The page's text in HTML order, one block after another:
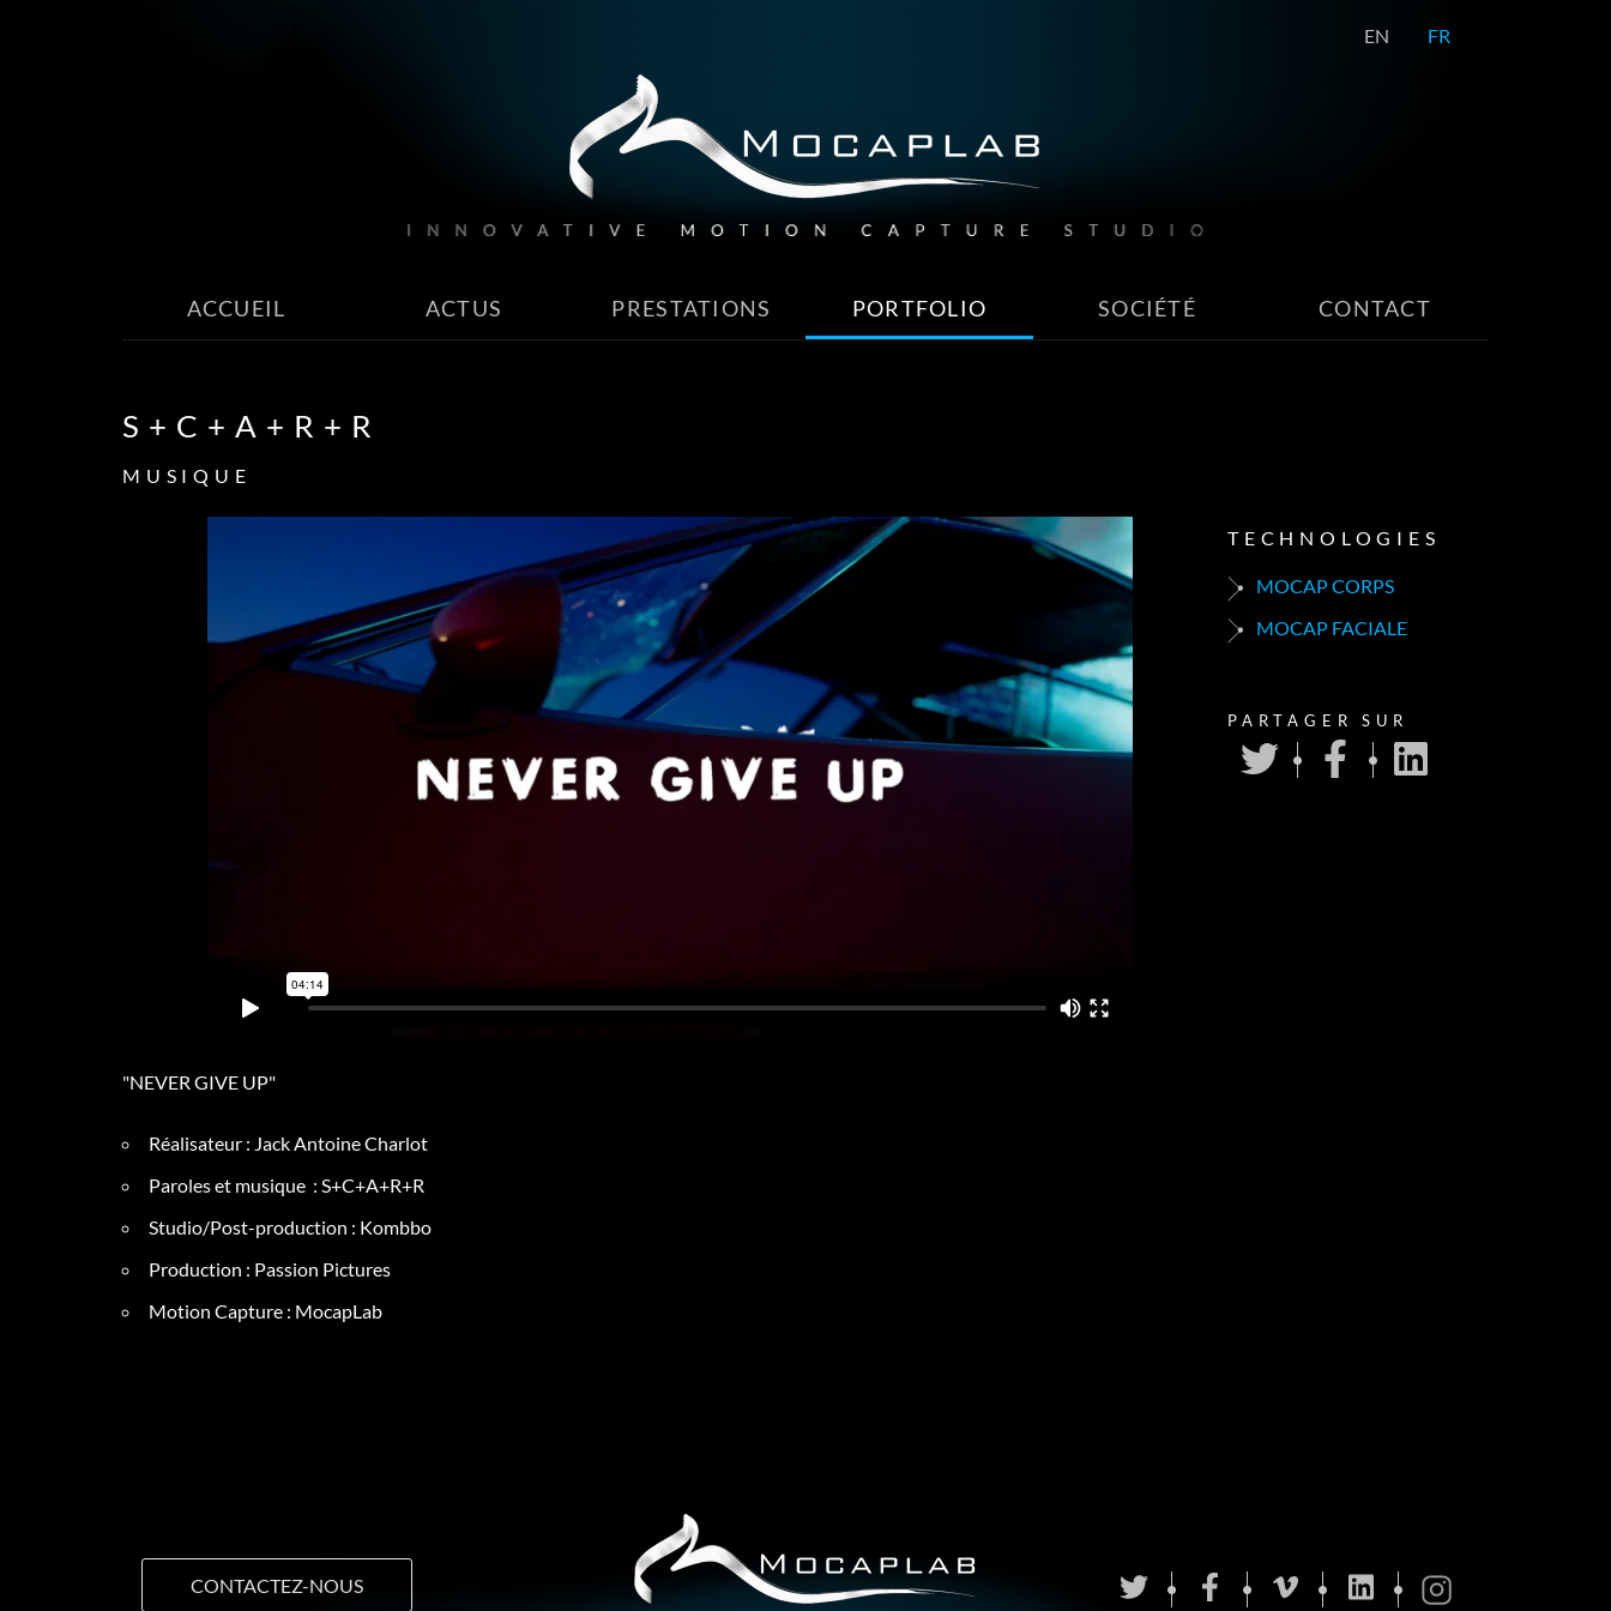
EN FR
ACCUEIL ACTUS PRESTATIONS PORTFOLIO SOCIÉTÉ CONTACT
S+C+A+R+R
MUSIQUE
"NEVER GIVE UP"
Réalisateur : Jack Antoine Charlot
Paroles et musique : S+C+A+R+R
Studio/Post-production : Kombbo
Production : Passion Pictures
Motion Capture : MocapLab
TECHNOLOGIES
MOCAP CORPS
MOCAP FACIALE
PARTAGER SUR
CONTACTEZ-NOUS